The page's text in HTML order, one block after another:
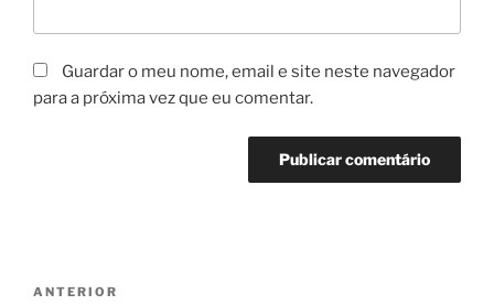
Guardar o meu nome, email e site neste navegador
para a próxima vez que eu comentar.
Conteúdo
ANTERIOR